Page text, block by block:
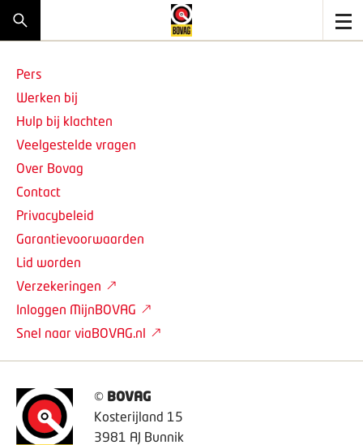
© BOVAG
Kosterijland 15
3981 AJ Bunnik
Pers
Werken bij
Hulp bij klachten
Veelgestelde vragen
Over Bovag
Contact
Privacybeleid
Garantievoorwaarden
Lid worden
Verzekeringen
Inloggen MijnBOVAG
Snel naar viaBOVAG.nl